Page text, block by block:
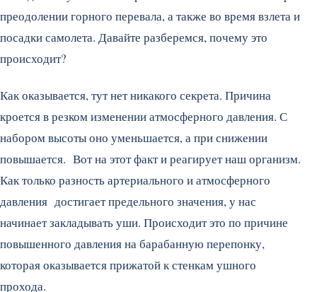
преодолении горного перевала, а также во время взлета и
посадки самолета. Давайте разберемся, почему это
происходит?
Как оказывается, тут нет никакого секрета. Причина
кроется в резком изменении атмосферного давления. С
набором высоты оно уменьшается, а при снижении
повышается. Вот на этот факт и реагирует наш организм.
Как только разность артериального и атмосферного
давления достигает предельного значения, у нас
начинает закладывать уши. Происходит это по причине
повышенного давления на барабанную перепонку,
которая оказывается прижатой к стенкам ушного
прохода.